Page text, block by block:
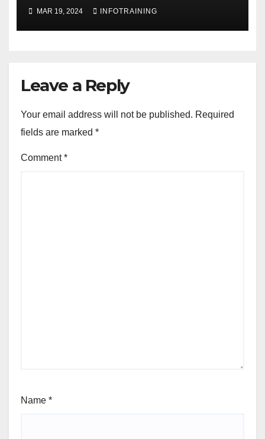
MAR 19, 2024 INFOTRAINING
Leave a Reply
Your email address will not be published. Required
fields are marked *
Comment*
Name *